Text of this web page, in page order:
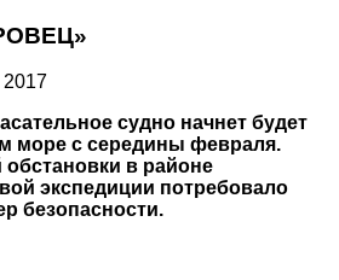
2017
судно начнет будет
море с середины февраля.
в районе
экспедиции потребовало
безопасности.